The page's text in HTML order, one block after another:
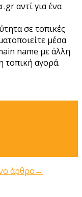
αντί για ένα
σε τοπικές
μέσα
name με άλλη
τοπική αγορά.
άρθρο→